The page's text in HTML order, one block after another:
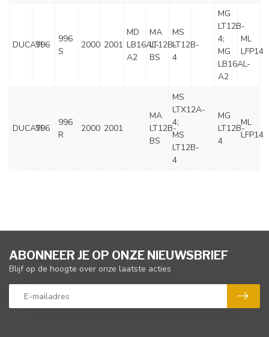
DUCATI996
996
S
2000 2001
MD
LB16AL-
A2
MA
LT12B-
BS
MS
LT12B-
4
MG
LT12B-
4;
MG
LB16AL-
A2
ML
LFP14
DUCATI996
996
R
2000 2001
MA
LT12B-
BS
MS
LTX12A-
4;
MS
LT12B-
4
MG
LT12B-
4
ML
LFP14
ABONNEER JE OP ONZE NIEUWSBRIEF
Blijf op de hoogte over onze laatste acties